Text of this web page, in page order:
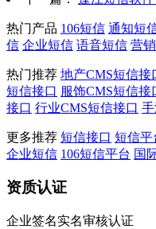
热门产品 106短信 通知短
信 企业短信 语音短信 营
热门推荐 地产CMS短信接
短信接口 服饰CMS短信接
接口 行业CMS短信接口
更多推荐 短信接口 短信平
企业短信 106短信平台 国
资质认证
企业签名实名审核认证